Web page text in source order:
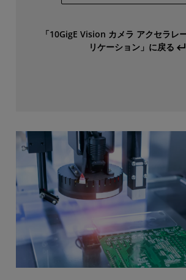
「10GigE Vision カメラ アクセラレ
リケーション」に戻る